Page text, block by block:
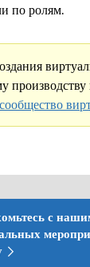
по ролям.
с